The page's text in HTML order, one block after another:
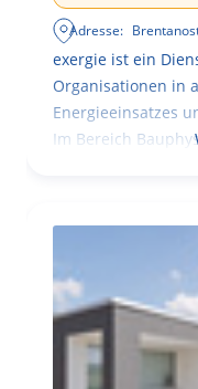
Adresse:
exergie ist ein
Organisationen in
Energieeinsatzes
Im Bereich